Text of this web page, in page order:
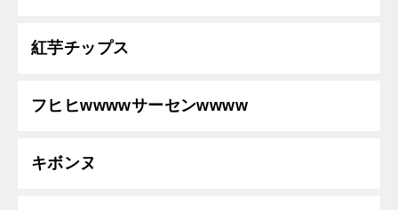
紅芋チップス
フヒヒwwwwサーセンwwww
キボンヌ